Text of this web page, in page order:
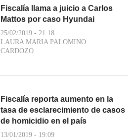
Fiscalía llama a juicio a Carlos
Mattos por caso Hyundai
25/02/2019 - 21:18
LAURA MARIA PALOMINO
CARDOZO
Fiscalía reporta aumento en la
tasa de esclarecimiento de casos
de homicidio en el país
13/01/2019 - 19:09